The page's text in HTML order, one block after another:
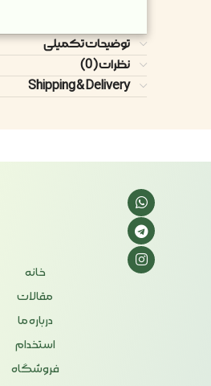
توضیحات تکمیلی
نظرات (0)
Shipping & Delivery
خانه
مقالات
درباره ما
استخدام
فروشگاه